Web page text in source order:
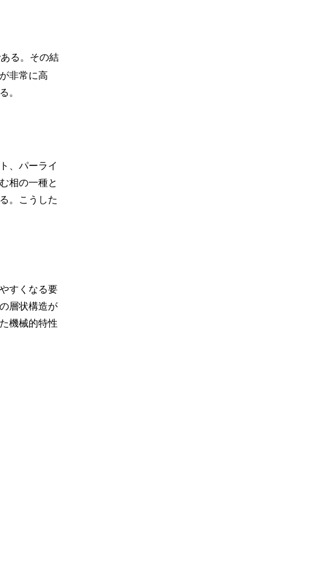
る。その結
非常に高
。
、パーライ
相の一種と
。こうした
すくなる要
層状構造が
機械的特性